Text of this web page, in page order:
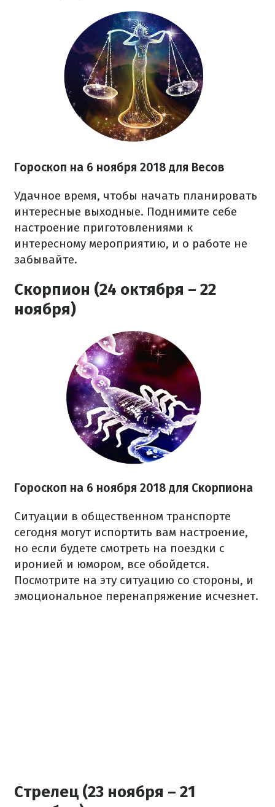
Гороскоп на 6 ноября 2018 для Весов
Удачное время, чтобы начать планировать
интересные выходные. Поднимите себе
настроение приготовлениями к
интересному мероприятию, и о работе не
забывайте.
Скорпион (24 октября – 22
ноября)
Гороскоп на 6 ноября 2018 для Скорпиона
Ситуации в общественном транспорте
сегодня могут испортить вам настроение,
но если будете смотреть на поездки с
иронией и юмором, все обойдется.
Посмотрите на эту ситуацию со стороны, и
эмоциональное перенапряжение исчезнет.
Стрелец (23 ноября – 21